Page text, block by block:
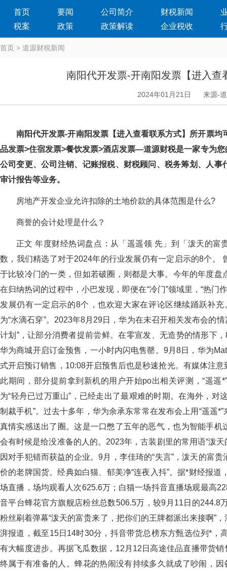
首页 要闻 公司简介 财税新闻
税案
政策 政策解读 企业税收
首页 > 道源财税新闻
南阳代开发票-开南阳发票【进入查
2024年01月21日 来源-
南阳代开发票-开南阳发票【进入查看联系方式】所开票
品发票>住宿发票>餐饮发票>酒店发票—道源财税是一家专为您的
公司变更、公司注销、记账报税、财税顾问、税务筹划、人事
审计报告等业务。
房地产开发企业允许扣除的土地价款的具体范围是什么?
商誉的会计处理是什么？
正文 年度财经热词盘点：从「遥遥领 先」到「泼天的富
数，我们精选了对于2024年的行业发展仍有一定启示的8个。
于比较冷门的一类，但如若破圈，则都是大事。今年的年度
在归纳热词的过程中，小巴发现，即便在“冷门”领域里，“热
发展仍有一定启示的8个，也欢迎大家在评论区继续踊跃补充
为“水滴石穿”。2023年8月29日，华为在未召开相关发布会
计划”，让部分消费者提前尝鲜。在零宣发、无造势的情形
华为商城开启订金预售，一小时内闪电售罄。9月8日，华
式开启预订销售，10:08开启预售后也是秒速抢光。有媒体注意
此期间，部分提前拿到新机的用户开始po出相关评测，“遥遥
为“轻舟已过万重山”，已经走出了最艰难的时期。在海外
制裁手机”。过去十多年，华为余承东常常在发布会上用“遥
真情实感送出了圈。这是一口憋了五年的恶气，也为智能手机
会有时候是给没准备的人的。2023年，古装剧里的常用语“泼
因对手犯错而获益的企业。9月，李佳琦的“失言”，泼天的富贵
价的老牌国货。经典如白猫、郁美净“连夜入抖”。据*财经报
场直播，场均观看人次625.6万；白猫一场抖音直播场观最高
音平台蜂花官方旗舰店粉丝总数506.5万，较9月11日的244.8万增
粉丝刷着弹幕“泼天的富贵来了，把你们的王牌都派出来接啊”
湃报道，截至15日14时30分，抖音带货总榜东方甄选位列*
有大幅度进步。再据飞瓜数据，12月12日高途佳品直播带货
终属于有准备的人。蜂花的热闹没有持续多久就成了吵闹，因